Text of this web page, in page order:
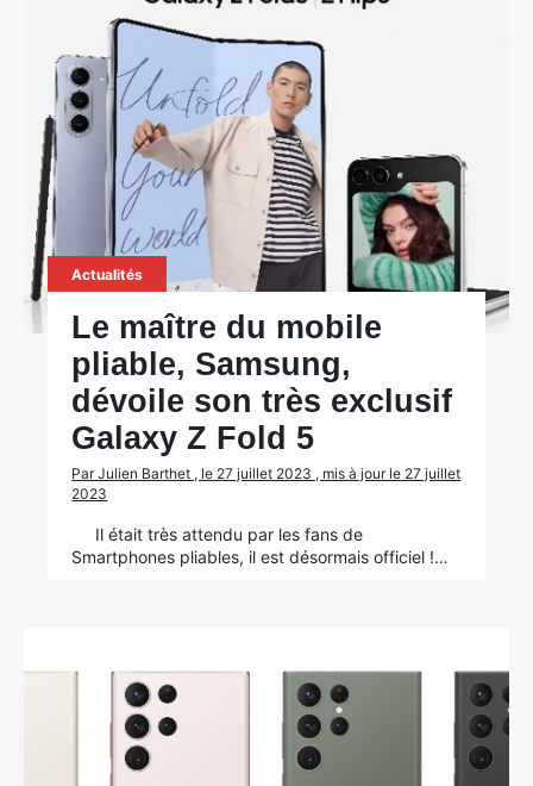
Actualités
Le maître du mobile
pliable, Samsung,
dévoile son très exclusif
Galaxy Z Fold 5
Par Julien Barthet , le 27 juillet 2023 , mis à jour le 27 juillet
2023
Il était très attendu par les fans de
Smartphones pliables, il est désormais officiel !…